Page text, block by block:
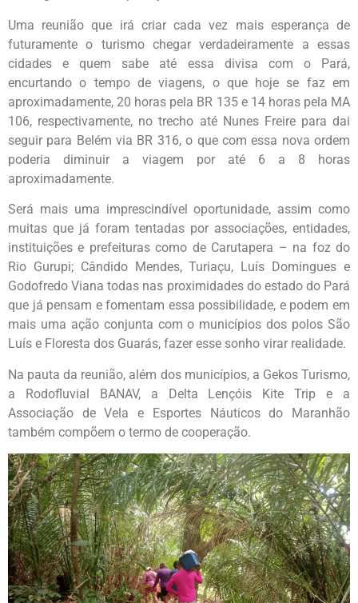
Uma reunião que irá criar cada vez mais esperança de
futuramente o turismo chegar verdadeiramente a essas
cidades e quem sabe até essa divisa com o Pará,
encurtando o tempo de viagens, o que hoje se faz em
aproximadamente, 20 horas pela BR 135 e 14 horas pela MA
106, respectivamente, no trecho até Nunes Freire para dai
seguir para Belém via BR 316, o que com essa nova ordem
poderia diminuir a viagem por até 6 a 8 horas
aproximadamente.
Será mais uma imprescindível oportunidade, assim como
muitas que já foram tentadas por associações, entidades,
instituições e prefeituras como de Carutapera – na foz do
Rio Gurupi; Cândido Mendes, Turiaçu, Luís Domingues e
Godofredo Viana todas nas proximidades do estado do Pará
que já pensam e fomentam essa possibilidade, e podem em
mais uma ação conjunta com o municípios dos polos São
Luís e Floresta dos Guarás, fazer esse sonho virar realidade.
Na pauta da reunião, além dos municípios, a Gekos Turismo,
a Rodofluvial BANAV, a Delta Lençóis Kite Trip e a
Associação de Vela e Esportes Náuticos do Maranhão
também compõem o termo de cooperação.